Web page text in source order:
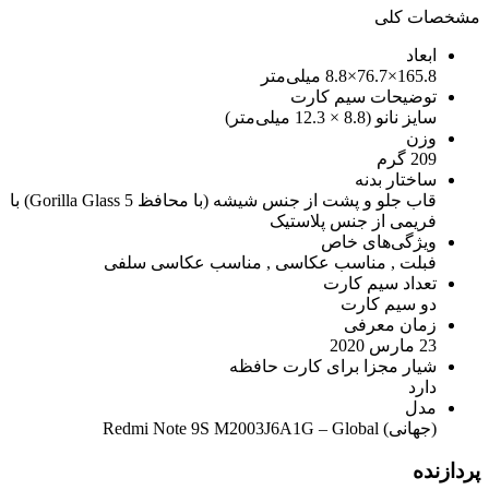
مشخصات کلی
ابعاد
165.8×76.7×8.8 میلی‌متر
توضیحات سیم کارت
سایز نانو (8.8 × 12.3 میلی‌متر)
وزن
209 گرم
ساختار بدنه
قاب جلو و پشت از جنس شیشه (با محافظ Gorilla Glass 5) با
فریمی از جنس پلاستیک
ویژگی‌های خاص
فبلت , مناسب عکاسی , مناسب عکاسی سلفی
تعداد سیم کارت
دو سیم کارت
زمان معرفی
23 مارس 2020
شیار مجزا برای کارت حافظه
دارد
مدل
(جهانی) Redmi Note 9S M2003J6A1G – Global
پردازنده